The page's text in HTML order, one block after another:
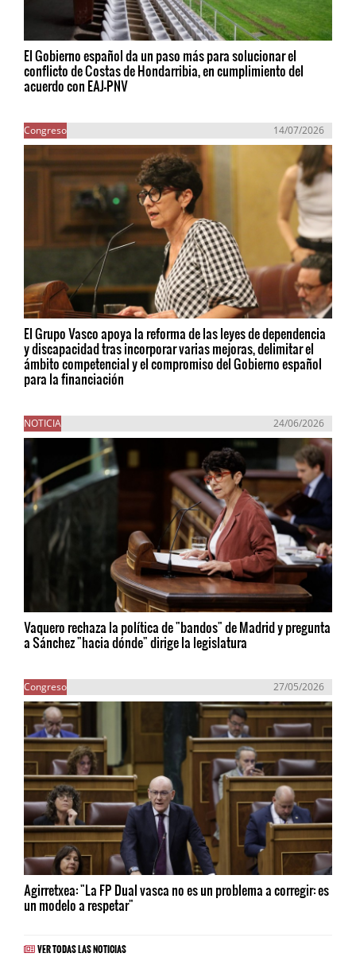
El Gobierno español da un paso más para solucionar el
conflicto de Costas de Hondarribia, en cumplimiento del
acuerdo con EAJ-PNV
Congreso 14/07/2026
El Grupo Vasco apoya la reforma de las leyes de dependencia
y discapacidad tras incorporar varias mejoras, delimitar el
ámbito competencial y el compromiso del Gobierno español
para la financiación
NOTICIA 24/06/2026
Vaquero rechaza la política de "bandos" de Madrid y pregunta
a Sánchez "hacia dónde" dirige la legislatura
Congreso 27/05/2026
Agirretxea: "La FP Dual vasca no es un problema a corregir: es
un modelo a respetar"
VER TODAS LAS NOTICIAS